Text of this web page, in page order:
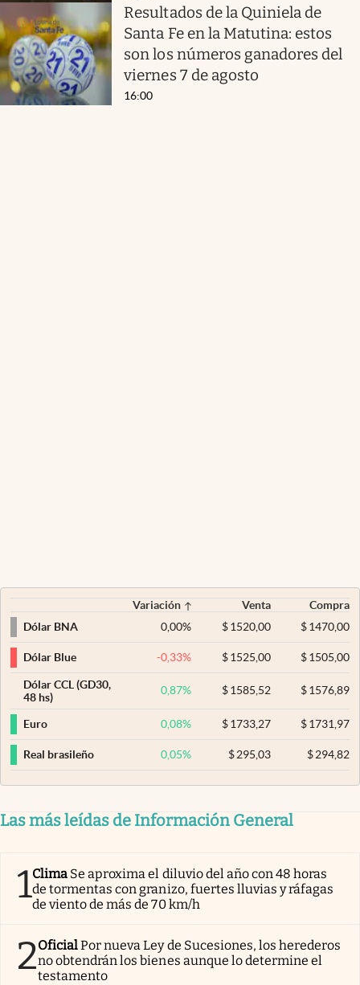
Resultados de la Quiniela de
Santa Fe en la Matutina: estos
son los números ganadores del
viernes 7 de agosto
16:00
Variación Venta
Compra
Dólar BNA
0,00% $ 1520,00 $1470,00
Dólar Blue -0,33% $ 1525,00 $1505,00
Dólar CCL (GD30,
48 hs)
0,87% $ 1585,52 $1576,89
Euro 0,08% $ 1733,27 $1731,97
Real brasileño 0,05% $ 295,03 $294,82
Las más leídas de Información General
1Clima Se aproxima el diluvio del año con 48 horas
de tormentas con granizo, fuertes lluvias y ráfagas
de viento de más de 70 km/h
2OficialPor nueva Ley de Sucesiones, los herederos
no obtendrán los bienes aunque lo determine el
testamento